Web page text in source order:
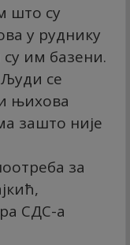
што су
у руднику
им базени.
се
њихова
зашто није
за
СДС-а